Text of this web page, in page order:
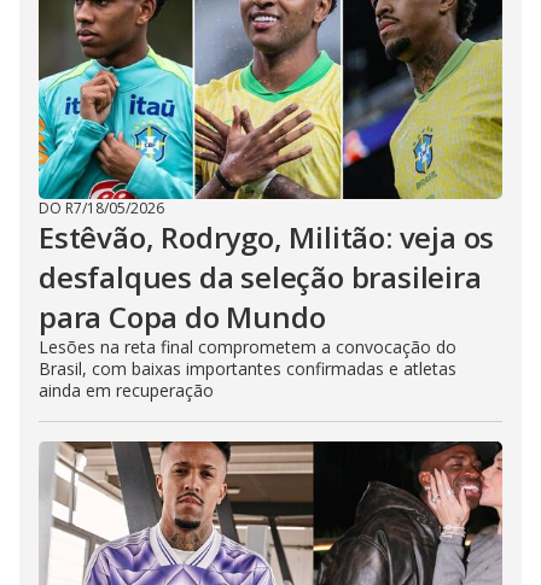
DO R7/18/05/2026
Estêvão, Rodrygo, Militão: veja os
desfalques da seleção brasileira
para Copa do Mundo
Lesões na reta final comprometem a convocação do
Brasil, com baixas importantes confirmadas e atletas
ainda em recuperação